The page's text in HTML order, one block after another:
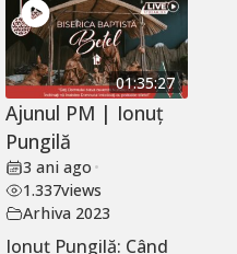
01:35:27
Ajunul PM | Ionuț
Pungilă
3 ani ago •
1.337views
Arhiva 2023
Ionuț Pungilă: Când